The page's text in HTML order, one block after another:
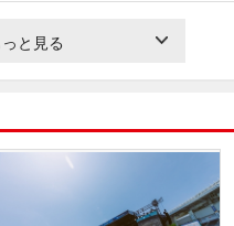
と見る